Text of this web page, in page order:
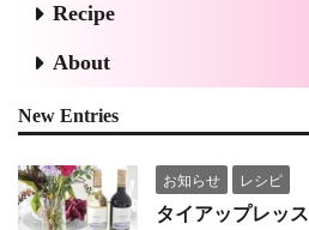
Recipe
About
New Entries
お知らせ
レシピ
タイアップレッ